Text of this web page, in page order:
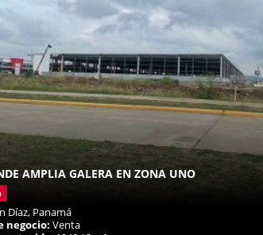
AMPLIA GALERA EN ZONA UNO
Díaz, Panamá
negocio: Venta